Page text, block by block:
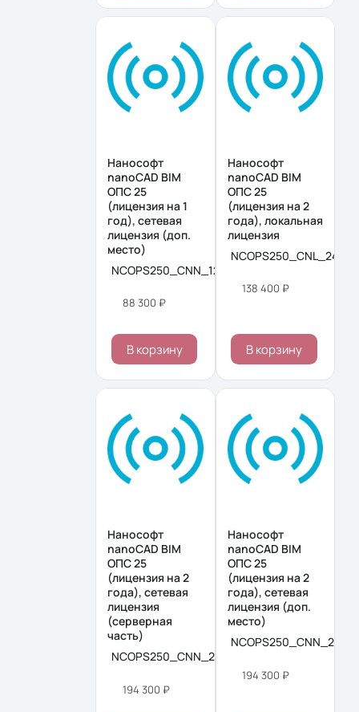
Нанософт
nanoCAD BIM
ОПС 25
(лицензия на 1
год), сетевая
лицензия (доп.
место)
NCOPS250_CNN_12M_ADD
88 300 ₽
В корзину
Нанософт
nanoCAD BIM
ОПС 25
(лицензия на 2
года), локальная
лицензия
138 400 ₽
В корзину
Нанософт
nanoCAD BIM
ОПС 25
(лицензия на 2
года), сетевая
лицензия
(серверная
часть)
NCOPS250_CNN_24M_ACC
194 300 ₽
Нанософт
nanoCAD BIM
ОПС 25
(лицензия на 2
года), сетевая
лицензия (доп.
место)
194 300 ₽